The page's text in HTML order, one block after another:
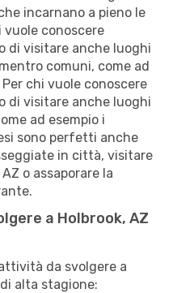
incarnano a pieno le
conoscere
di visitare anche luoghi
comuni, come ad
chi vuole conoscere
di visitare anche luoghi
ad esempio i
sono perfetti anche
in città, visitare
o assaporare la
a Holbrook, AZ
da svolgere a
alta stagione: